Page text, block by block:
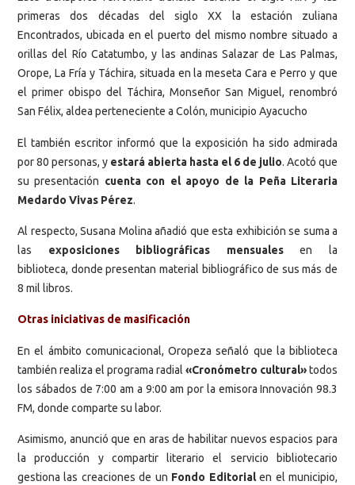
primeras dos décadas del siglo XX la estación zuliana
Encontrados, ubicada en el puerto del mismo nombre situado a
orillas del Río Catatumbo, y las andinas Salazar de Las Palmas,
Orope, La Fría y Táchira, situada en la meseta Cara e Perro y que
el primer obispo del Táchira, Monseñor San Miguel, renombró
San Félix, aldea perteneciente a Colón, municipio Ayacucho
El también escritor informó que la exposición ha sido admirada
por 80 personas, y estará abierta hasta el 6 de julio. Acotó que
su presentación cuenta con el apoyo de la Peña Literaria
Medardo Vivas Pérez.
Al respecto, Susana Molina añadió que esta exhibición se suma a
las exposiciones bibliográficas mensualesen la
biblioteca, donde presentan material bibliográfico de sus más de
8 mil libros.
Otras iniciativas de masificación
En el ámbito comunicacional, Oropeza señaló que la biblioteca
también realiza el programa radial «Cronómetro cultural»todos
los sábados de 7:00 am a 9:00 am por la emisora Innovación 98.3
FM, donde comparte su labor.
Asimismo, anunció que en aras de habilitar nuevos espacios para
la producción y compartir literario el servicio bibliotecario
gestiona las creaciones de un Fondo Editorialen el municipio,